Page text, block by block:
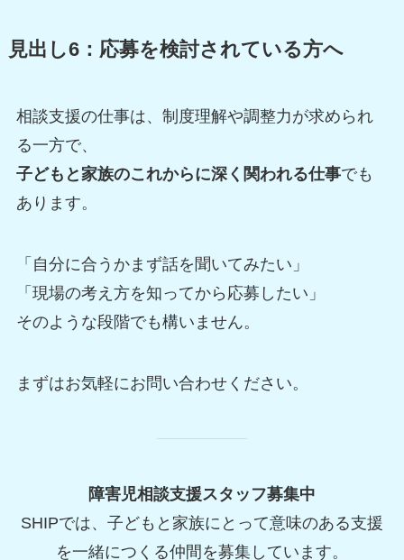
見出し6：応募を検討されている方へ
相談支援の仕事は、制度理解や調整力が求められ
る一方で、
子どもと家族のこれからに深く関われる仕事でも
あります。
「自分に合うかまず話を聞いてみたい」
「現場の考え方を知ってから応募したい」
そのような段階でも構いません。
まずはお気軽にお問い合わせください。
障害児相談支援スタッフ募集中
SHIPでは、子どもと家族にとって意味のある支援
を一緒につくる仲間を募集しています。